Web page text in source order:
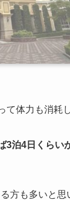
体力も消耗
3泊4日くらい
方も多いと思